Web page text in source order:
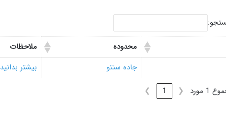
محدوده
ملاحظات
جاده سنتو
بیشتر بدانید
❮
1
❯